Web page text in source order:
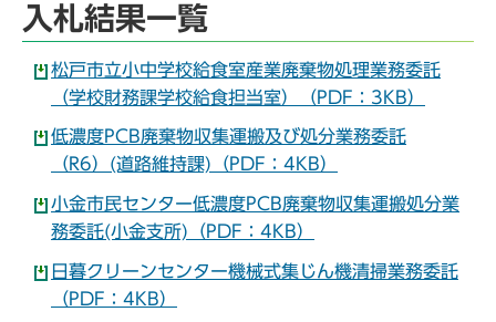
入札結果一覧
松戸市立小中学校給食室産業廃棄物処理業務委託
（学校財務課学校給食担当室）（PDF：3KB）
低濃度PCB廃棄物収集運搬及び処分業務委託
（R6）(道路維持課)（PDF：4KB）
小金市民センター低濃度PCB廃棄物収集運搬処分業
務委託(小金支所)（PDF：4KB）
日暮クリーンセンター機械式集じん機清掃業務委託
（PDF：4KB）